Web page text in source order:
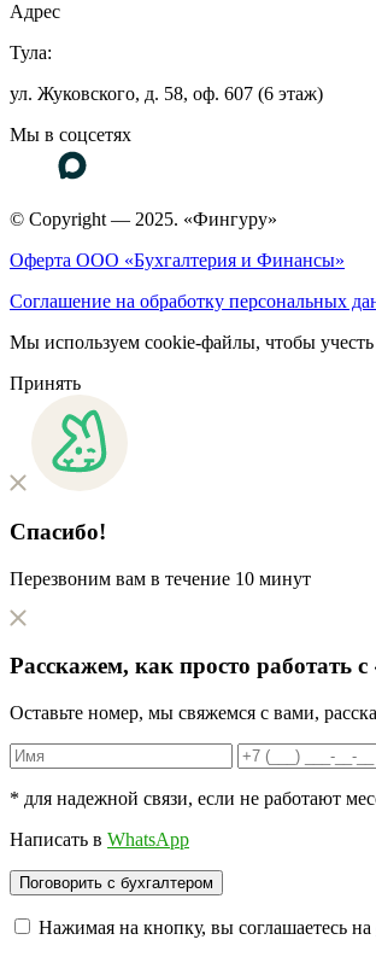
Адрес
Тула:
ул. Жуковского, д. 58, оф. 607 (6 этаж)
Мы в соцсетях
© Copyright — 2025. «Фингуру»
Оферта ООО «Бухгалтерия и Финансы»
Соглашение на обработку персональных
Мы используем cookie-файлы, чтобы
Принять
Спасибо!
Перезвоним вам в течение 10 минут
Расскажем, как просто работать
Оставьте номер, мы свяжемся с вами,
* для надежной связи, если не работают
Написать в WhatsApp
Нажимая на кнопку, вы соглашаетесь на